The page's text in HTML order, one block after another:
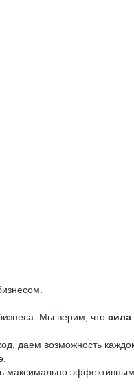
Мы верим, что сила
возможность